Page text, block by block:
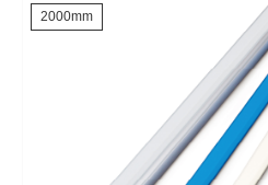
2000mm